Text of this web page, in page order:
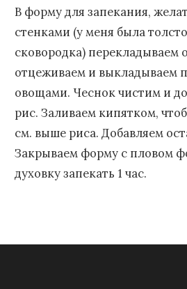
В форму для запекания,
стенками (у меня была
сковородка) перекладываем
отцеживаем и выкладываем
овощами. Чеснок чистим и
рис. Заливаем кипятком,
см. выше риса. Добавляем
Закрываем форму с пловом
духовку запекать 1 час.